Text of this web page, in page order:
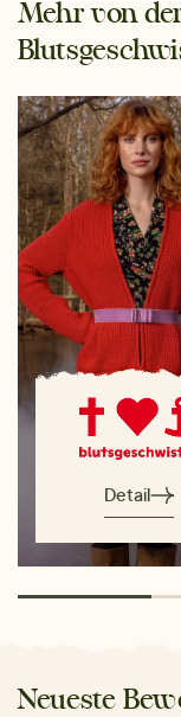
Mehr von
Detail
Neueste